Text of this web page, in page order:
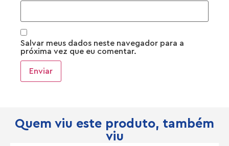
Salvar meus dados neste navegador para a
próxima vez que eu comentar.
Quem viu este produto, também
viu